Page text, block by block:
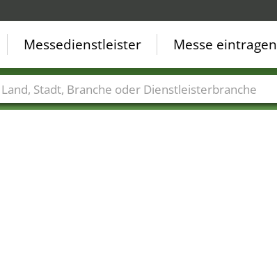
Messedienstleister Messe eintragen
Städte Branchen Dienstleisterbranchen